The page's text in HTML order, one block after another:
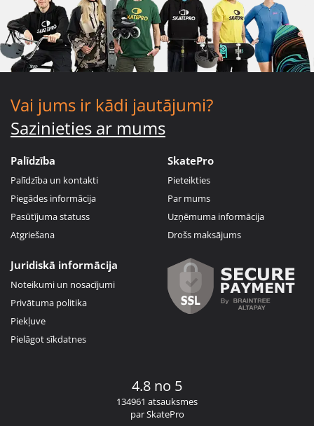
Vai jums ir kādi jautājumi?
Sazinieties ar mums
Palīdzība
Palīdzība un kontakti
Piegādes informācija
Pasūtījuma statuss
Atgriešana
SkatePro
Pieteikties
Par mums
Uzņēmuma informācija
Drošs maksājums
Juridiskā informācija
Noteikumi un nosacījumi
Privātuma politika
Piekļuve
Pielāgot sīkdatnes
4.8 no 5
134961 atsauksmes
par SkatePro